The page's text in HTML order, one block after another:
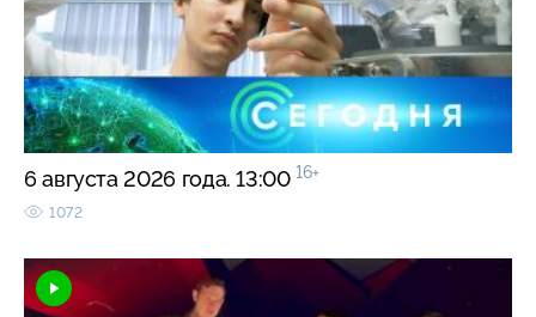
6 августа 2026 года. 13:00 16+
1072